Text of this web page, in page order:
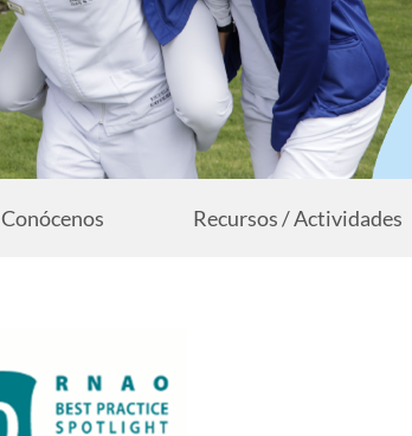
Conócenos Recursos / Actividades